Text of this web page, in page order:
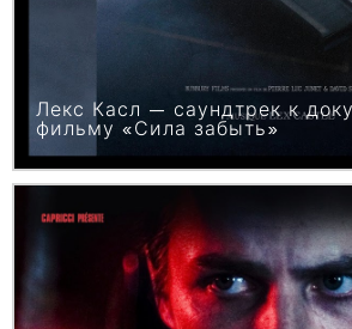
Лекс Касл — саундтрек к
фильму «Сила забыть»